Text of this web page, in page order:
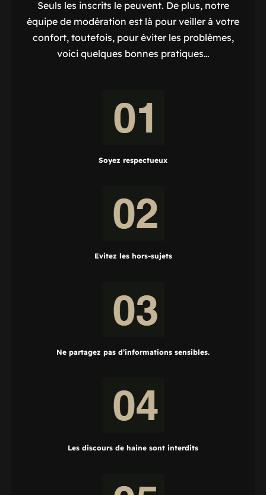
Seuls les inscrits le peuvent. De plus, notre
équipe de modération est là pour veiller à votre
confort, toutefois, pour éviter les problèmes,
voici quelques bonnes pratiques…
Soyez respectueux
Evitez les hors-sujets
Ne partagez pas d’informations sensibles.
Les discours de haine sont interdits